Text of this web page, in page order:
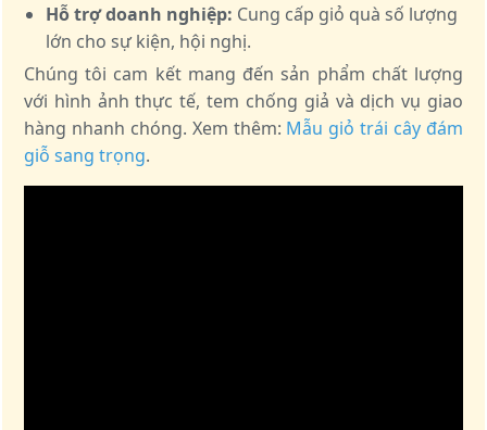
Hỗ trợ doanh nghiệp: Cung cấp giỏ quà số lượng
lớn cho sự kiện, hội nghị.
Chúng tôi cam kết mang đến sản phẩm chất lượng
với hình ảnh thực tế, tem chống giả và dịch vụ giao
hàng nhanh chóng. Xem thêm: Mẫu giỏ trái cây đám
giỗ sang trọng.